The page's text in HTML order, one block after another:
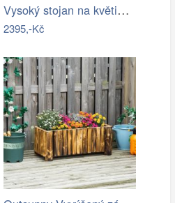
Vysoký stojan na květiny provence - SD
2395,-Kč